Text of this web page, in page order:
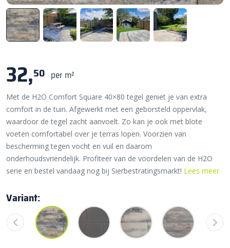
32,50 per m²
Met de H2O Comfort Square 40×80 tegel geniet je van extra
comfort in de tuin. Afgewerkt met een geborsteld oppervlak,
waardoor de tegel zacht aanvoelt. Zo kan je ook met blote
voeten comfortabel over je terras lopen. Voorzien van
bescherming tegen vocht en vuil en daarom
onderhoudsvriendelijk. Profiteer van de voordelen van de H2O
serie en bestel vandaag nog bij Sierbestratingsmarkt! Lees meer
Variant: